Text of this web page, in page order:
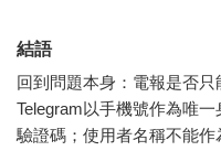
結語
回到問題本身：電報是否只
Telegram以手機號作為唯
驗證碼；使用者名稱不能